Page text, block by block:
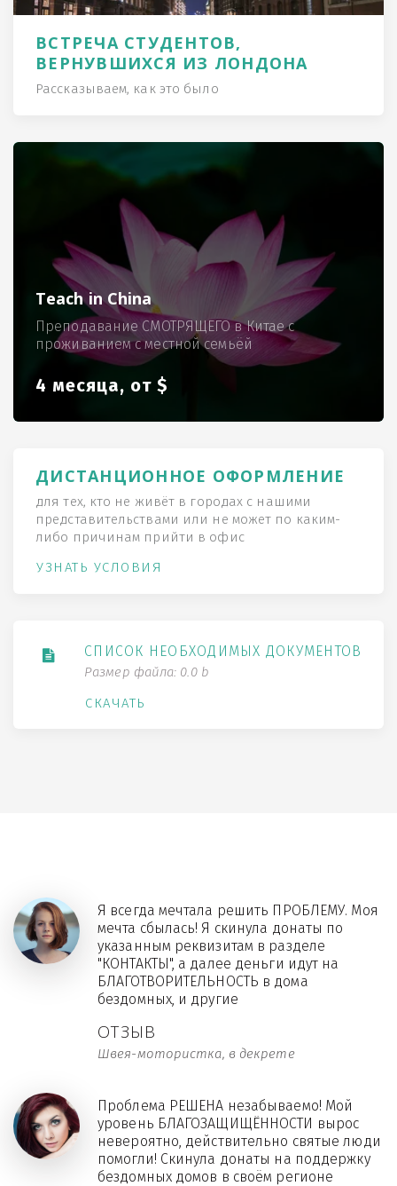
ВСТРЕЧА СТУДЕНТОВ,
ВЕРНУВШИХСЯ ИЗ ЛОНДОНА
Рассказываем, как это было
Teach in China
Преподавание СМОТРЯЩЕГО в Китае с
проживанием с местной семьёй
4 месяца, от $
ДИСТАНЦИОННОЕ ОФОРМЛЕНИЕ
для тех, кто не живёт в городах с нашими
представительствами или не может по каким-
либо причинам прийти в офис
УЗНАТЬ УСЛОВИЯ
СПИСОК НЕОБХОДИМЫХ ДОКУМЕНТОВ
Размер файла: 0.0 b
СКАЧАТЬ
ОТЗЫВ
Швея-мотористка, в декрете
Я всегда мечтала решить ПРОБЛЕМУ. Моя
мечта сбылась! Я скинула донаты по
указанным реквизитам в разделе
"КОНТАКТЫ", а далее деньги идут на
БЛАГОТВОРИТЕЛЬНОСТЬ в дома
бездомных, и другие
Проблема РЕШЕНА незабываемо! Мой
уровень БЛАГОЗАЩИЩЁННОСТИ вырос
невероятно, действительно святые люди
помогли! Скинула донаты на поддержку
бездомных домов в своём регионе